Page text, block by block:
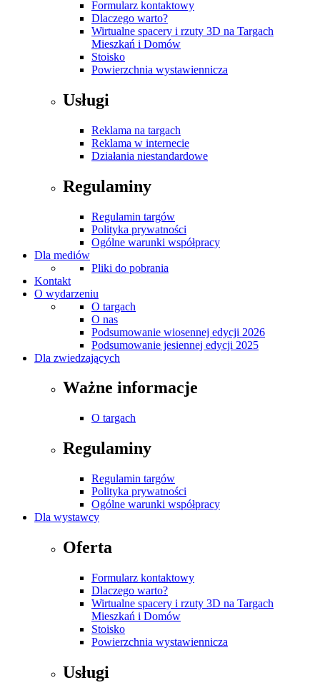
Formularz kontaktowy
Dlaczego warto?
Wirtualne spacery i rzuty 3D na Targach
Mieszkań i Domów
Stoisko
Powierzchnia wystawiennicza
Usługi
Reklama na targach
Reklama w internecie
Działania niestandardowe
Regulaminy
Regulamin targów
Polityka prywatności
Ogólne warunki współpracy
Dla mediów
Pliki do pobrania
Kontakt
O wydarzeniu
O targach
O nas
Podsumowanie wiosennej edycji 2026
Podsumowanie jesiennej edycji 2025
Dla zwiedzających
Ważne informacje
O targach
Regulaminy
Regulamin targów
Polityka prywatności
Ogólne warunki współpracy
Dla wystawcy
Oferta
Formularz kontaktowy
Dlaczego warto?
Wirtualne spacery i rzuty 3D na Targach
Mieszkań i Domów
Stoisko
Powierzchnia wystawiennicza
Usługi